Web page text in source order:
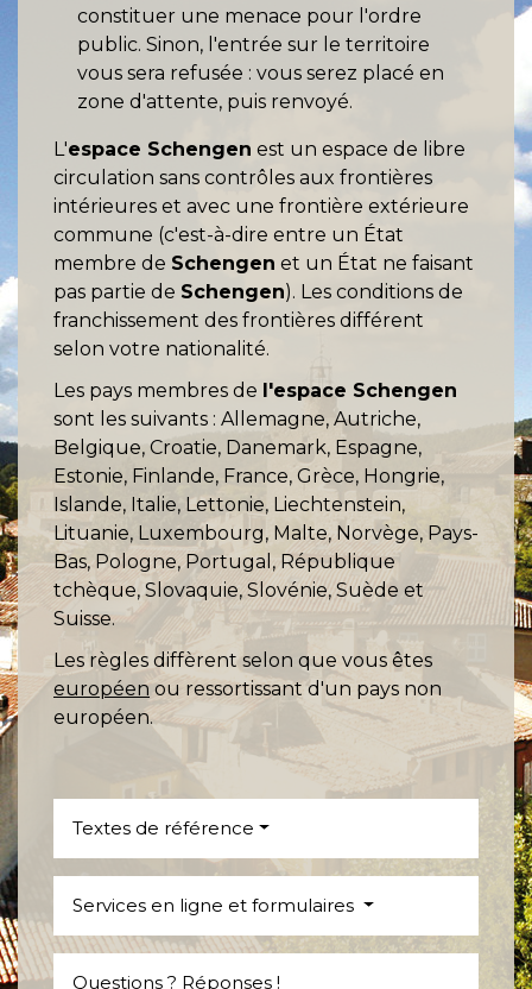
constituer une menace pour l'ordre
public. Sinon, l'entrée sur le territoire
vous sera refusée : vous serez placé en
zone d'attente, puis renvoyé.
L'espace Schengen est un espace de libre
circulation sans contrôles aux frontières
intérieures et avec une frontière extérieure
commune (c'est-à-dire entre un État
membre de Schengen et un État ne faisant
pas partie de Schengen). Les conditions de
franchissement des frontières différent
selon votre nationalité.
Les pays membres de l'espace Schengen
sont les suivants : Allemagne, Autriche,
Belgique, Croatie, Danemark, Espagne,
Estonie, Finlande, France, Grèce, Hongrie,
Islande, Italie, Lettonie, Liechtenstein,
Lituanie, Luxembourg, Malte, Norvège, Pays-
Bas, Pologne, Portugal, République
tchèque, Slovaquie, Slovénie, Suède et
Suisse.
Les règles diffèrent selon que vous êtes
européen ou ressortissant d'un pays non
européen.
Textes de référence
Services en ligne et formulaires
Questions ? Réponses !